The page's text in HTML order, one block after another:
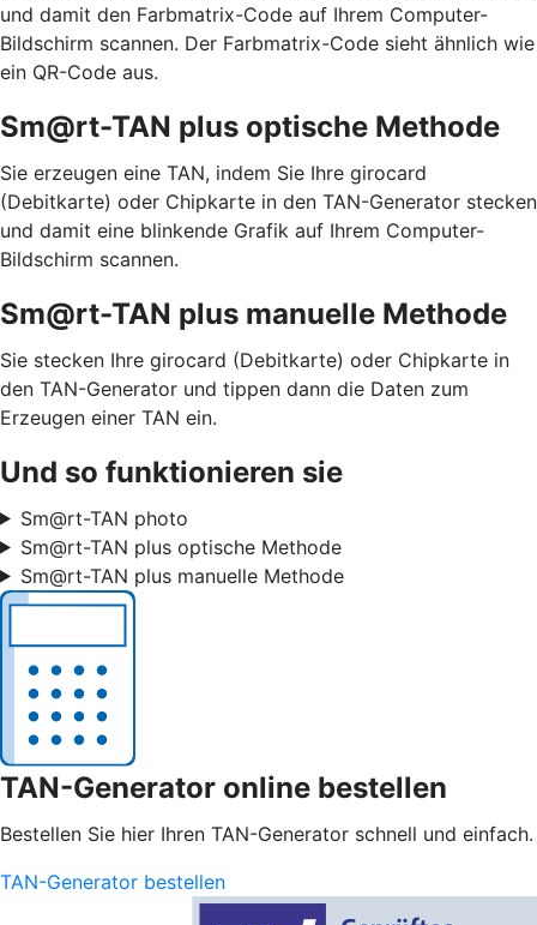
und damit den Farbmatrix-Code auf Ihrem Computer-
Bildschirm scannen. Der Farbmatrix-Code sieht ähnlich wie
ein QR-Code aus.
Sm@rt-TAN plus optische Methode
Sie erzeugen eine TAN, indem Sie Ihre girocard
(Debitkarte) oder Chipkarte in den TAN-Generator stecken
und damit eine blinkende Grafik auf Ihrem Computer-
Bildschirm scannen.
Sm@rt-TAN plus manuelle Methode
Sie stecken Ihre girocard (Debitkarte) oder Chipkarte in
den TAN-Generator und tippen dann die Daten zum
Erzeugen einer TAN ein.
Und so funktionieren sie
Sm@rt-TAN photo
Sm@rt-TAN plus optische Methode
Sm@rt-TAN plus manuelle Methode
TAN-Generator online bestellen
Bestellen Sie hier Ihren TAN-Generator schnell und einfach.
TAN-Generator bestellen